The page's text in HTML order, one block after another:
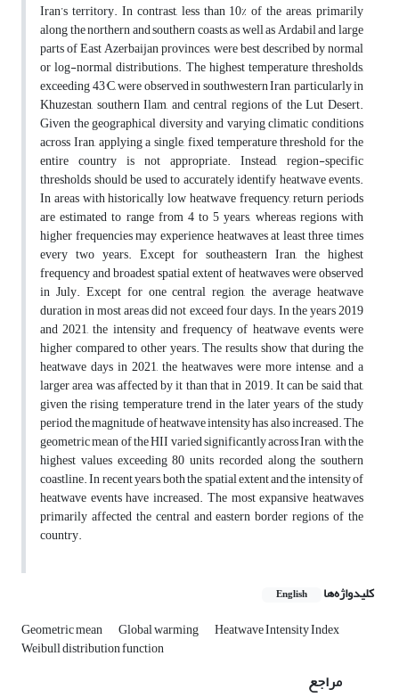
Iran’s territory. In contrast, less than 10% of the areas, primarily
along the northern and southern coasts, as well as Ardabil and large
parts of East Azerbaijan provinces, were best described by normal
or log-normal distributions. The highest temperature thresholds,
exceeding 43°C, were observed in southwestern Iran, particularly in
Khuzestan, southern Ilam, and central regions of the Lut Desert.
Given the geographical diversity and varying climatic conditions
across Iran, applying a single, fixed temperature threshold for the
entire country is not appropriate. Instead, region-specific
thresholds should be used to accurately identify heatwave events.
In areas with historically low heatwave frequency, return periods
are estimated to range from 4 to 5 years, whereas regions with
higher frequencies may experience heatwaves at least three times
every two years. Except for southeastern Iran, the highest
frequency and broadest spatial extent of heatwaves were observed
in July. Except for one central region, the average heatwave
duration in most areas did not exceed four days. In the years 2019
and 2021, the intensity and frequency of heatwave events were
higher compared to other years. The results show that during the
heatwave days in 2021, the heatwaves were more intense, and a
larger area was affected by it than that in 2019. It can be said that,
given the rising temperature trend in the later years of the study
period, the magnitude of heatwave intensity has also increased. The
geometric mean of the HII varied significantly across Iran, with the
highest values exceeding 80 units recorded along the southern
coastline. In recent years, both the spatial extent and the intensity of
heatwave events have increased. The most expansive heatwaves
primarily affected the central and eastern border regions of the
country.
کلیدواژه‌ها English
Geometric mean Global warming Heatwave Intensity Index
Weibull distribution function
مراجع